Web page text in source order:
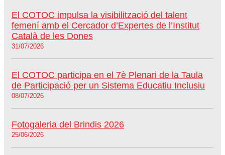
El COTOC impulsa la visibilització del talent
femení amb el Cercador d’Expertes de l’Institut
Català de les Dones
31/07/2026
El COTOC participa en el 7è Plenari de la Taula
de Participació per un Sistema Educatiu Inclusiu
08/07/2026
Fotogaleria del Brindis 2026
25/06/2026